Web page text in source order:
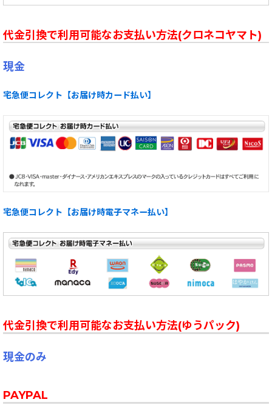
代金引換で利用可能なお支払い方法(クロネコヤマト)
現金
宅急便コレクト【お届け時カード払い】
宅急便コレクト【お届け時電子マネー払い】
代金引換で利用可能なお支払い方法(ゆうパック)
現金のみ
PAYPAL